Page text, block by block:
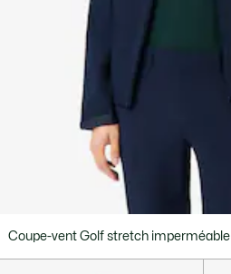
Coupe-vent Golf stretch imperméable